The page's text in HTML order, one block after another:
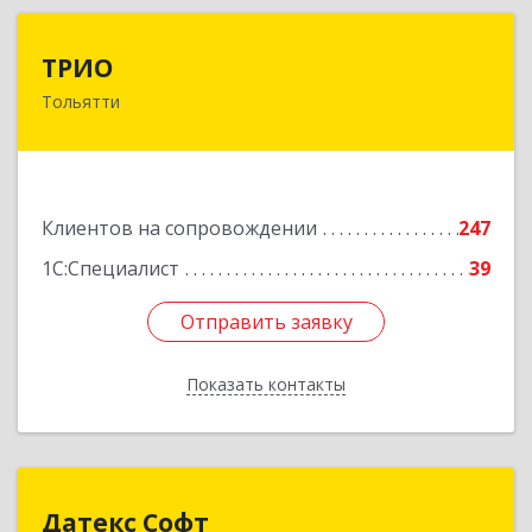
ТРИО
Тольятти
Клиентов на сопровождении
247
1С:Специалист
39
Отправить заявку
Показать контакты
Отправить заявку
Назад
Датекс Софт